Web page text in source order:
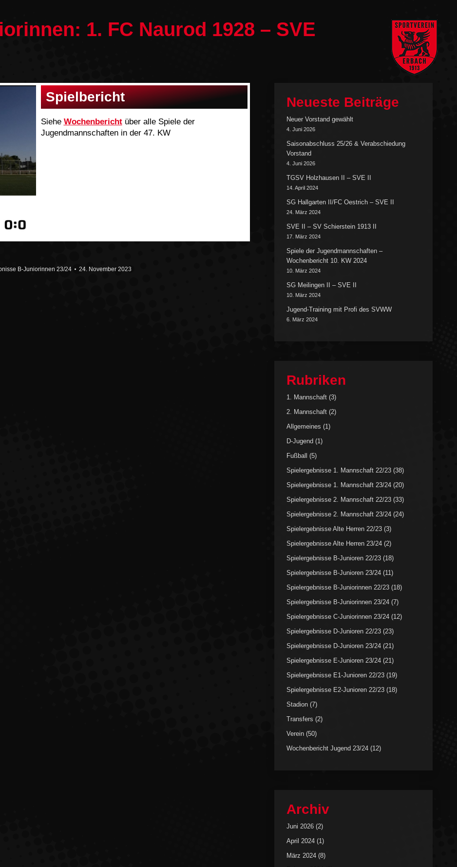
1. FC Naurod 1928 – SVE
Spielbericht
Siehe Wochenberichtüber alle Spiele der
Jugendmannschaften in der 47. KW
B-Juniorinnen 23/24 24. November 2023
Neueste Beiträge
Neuer Vorstand gewählt
4. Juni 2026
Saisonabschluss 25/26 & Verabschiedung
Vorstand
4. Juni 2026
TGSV Holzhausen II – SVE II
14. April 2024
SG Hallgarten II/FC Oestrich – SVE II
24. März 2024
SVE II – SV Schierstein 1913 II
17. März 2024
Spiele der Jugendmannschaften –
Wochenbericht 10. KW 2024
10. März 2024
SG Meilingen II – SVE II
10. März 2024
Jugend-Training mit Profi des SVWW
6. März 2024
Rubriken
1. Mannschaft (3)
2. Mannschaft (2)
Allgemeines (1)
D-Jugend (1)
Fußball (5)
Spielergebnisse 1. Mannschaft 22/23 (38)
Spielergebnisse 1. Mannschaft 23/24 (20)
Spielergebnisse 2. Mannschaft 22/23 (33)
Spielergebnisse 2. Mannschaft 23/24 (24)
Spielergebnisse Alte Herren 22/23 (3)
Spielergebnisse Alte Herren 23/24 (2)
Spielergebnisse B-Junioren 22/23 (18)
Spielergebnisse B-Junioren 23/24 (11)
Spielergebnisse B-Juniorinnen 22/23 (18)
Spielergebnisse B-Juniorinnen 23/24 (7)
Spielergebnisse C-Juniorinnen 23/24 (12)
Spielergebnisse D-Junioren 22/23 (23)
Spielergebnisse D-Junioren 23/24 (21)
Spielergebnisse E-Junioren 23/24 (21)
Spielergebnisse E1-Junioren 22/23 (19)
Spielergebnisse E2-Junioren 22/23 (18)
Stadion (7)
Transfers (2)
Verein (50)
Wochenbericht Jugend 23/24 (12)
Archiv
Juni 2026 (2)
April 2024 (1)
März 2024 (8)